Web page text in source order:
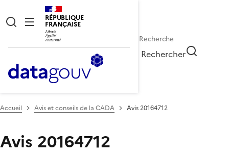
RÉPUBLIQUE
FRANÇAISE
Rechercher
Accueil Avis et conseils de la CADA Avis 20164712
Avis 20164712